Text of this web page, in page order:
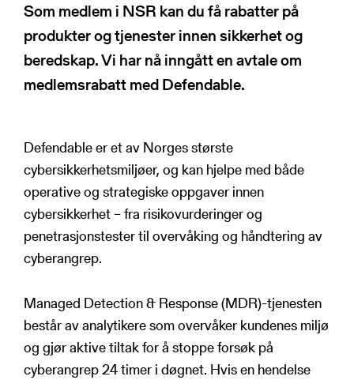
NSRs kontaktregister
Varde
Heimdall
Basun
Publikasjoner
Informasjonsdeling
NSR Strategi
Vedtekter
Medlemsbedrifter
Styret
Ansatte
Bli medlem
NSR Digital
NSR Medlem
NSR Beredskap
Søk
Som medlem i NSR kan du få rabatter på
produkter og tjenester innen sikkerhet og
beredskap. Vi har nå inngått en avtale om
medlemsrabatt med Defendable.
Defendable er et av Norges største
cybersikkerhetsmiljøer, og kan hjelpe med både
operative og strategiske oppgaver innen
cybersikkerhet – fra risikovurderinger og
penetrasjonstester til overvåking og håndtering av
cyberangrep.
Managed Detection & Response (MDR)-tjenesten
består av analytikere som overvåker kundenes miljø
og gjør aktive tiltak for å stoppe forsøk på
cyberangrep 24 timer i døgnet. Hvis en hendelse